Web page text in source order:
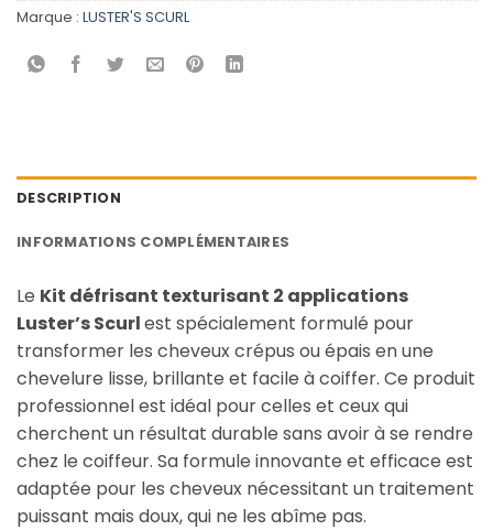
Marque : LUSTER'S SCURL
DESCRIPTION
INFORMATIONS COMPLÉMENTAIRES
Le Kit défrisant texturisant 2 applications
Luster’s Scurlest spécialement formulé pour
transformer les cheveux crépus ou épais en une
chevelure lisse, brillante et facile à coiffer. Ce produit
professionnel est idéal pour celles et ceux qui
cherchent un résultat durable sans avoir à se rendre
chez le coiffeur. Sa formule innovante et efficace est
adaptée pour les cheveux nécessitant un traitement
puissant mais doux, qui ne les abîme pas.